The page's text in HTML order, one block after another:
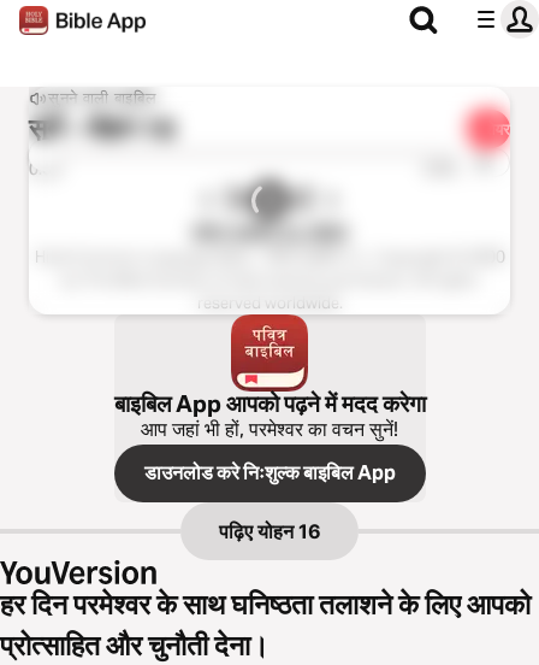
सुनने वाली बाइबिल
सुनें - योहन 16 शेयर
0:00
पवित्र बाइबिल CL (BSI)
Hindi Common Language Bible - पवित्र बाइबिल C.L. Copyright © 2000
reserved worldwide.
बाइबिल App आपको पढ़ने में मदद करेगा
आप जहां भी हों, परमेश्वर का वचन सुनें!
डाउनलोड करे निःशुल्क बाइबिल App
पढ़िए योहन 16
हर दिन परमेश्वर के साथ घनिष्ठता तलाशने के लिए आपको
प्रोत्साहित और चुनौती देना।